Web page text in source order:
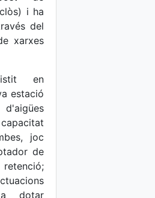
i ha
del
xarxes
en
estació
joc
de
a dotar